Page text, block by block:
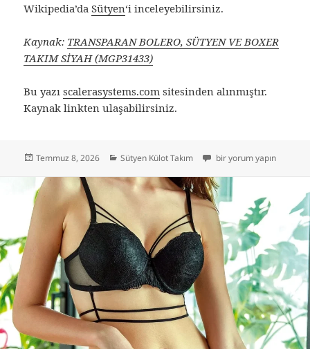
Wikipedia’daSütyen‘i inceleyebilirsiniz.
Kaynak: TRANSPARAN BOLERO, SÜTYEN VE BOXER
TAKIM SİYAH (MGP31433)
Bu yazıscalerasystems.com sitesinden alınmıştır.
Kaynak linkten ulaşabilirsiniz.
Yayın
Temmuz 8, 2026 Kategoriler
Sütyen Külot Takım Gallipoli’nin En Güzel
bir yorum yapın